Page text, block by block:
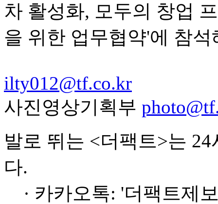
차 활성화, 모두의 창업
을 위한 업무협약'에 참
ilty012@tf.co.kr
사진영상기획부
발로 뛰는 <더팩트>는
다.
· 카카오톡: '더팩트제